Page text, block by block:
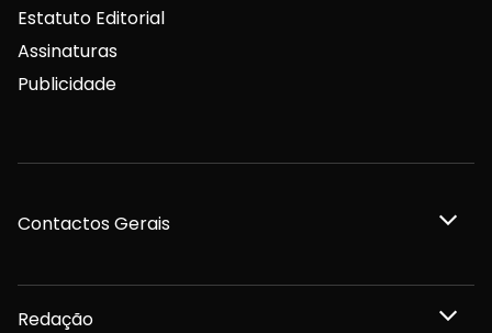
Estatuto Editorial
Assinaturas
Publicidade
Contactos Gerais
Redação